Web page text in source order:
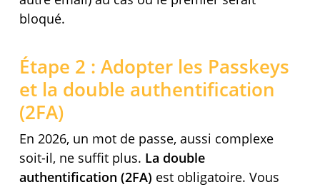
bloqué.
Étape 2 : Adopter les Passkeys
et la double authentification
(2FA)
En 2026, un mot de passe, aussi complexe
soit-il, ne suffit plus. La double
authentification (2FA) est obligatoire. Vous